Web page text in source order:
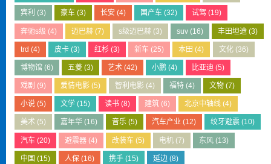
宾利 (3) 豪车(3) 长安 (4) 国产车 (32) 试驾 (19)
奔驰s级 (4) 迈巴赫(7) s级迈巴赫 (3) suv (16) 丰田坦途 (3)
trd (4) 皮卡(3) 红杉 (3) 新车 (25) 本田 (4) 文化(36)
博物馆(6) 五菱(3) 艺术 (42) 小鹏 (4) 比亚迪 (5)
戏剧 (9) 爱情电影(5) 智利电影 (4) 福特 (4) 文物 (7)
小说(5) 文学(15) 读书 (8) 建筑 (6) 北京中轴线 (4)
美术(5) 嘉年华(16) 音乐 (5) 汽车产业 (12) 绞牙避震 (10)
汽车(20) 避震器(4) 改装车 (5) 电机 (7) 东风 (13)
中国 (15) 人保(16) 携手 (15) 延边 (8)